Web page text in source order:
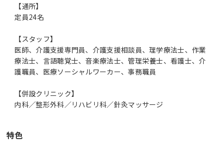
【通所】
定員24名
【スタッフ】
医師、介護支援専門員、介護支援相談員、理学療法士、作業
療法士、言語聴覚士、音楽療法士、管理栄養士、看護士、介
護職員、医療ソーシャルワーカー、事務職員
【併設クリニック】
内科／整形外科／リハビリ科／針灸マッサージ
特色